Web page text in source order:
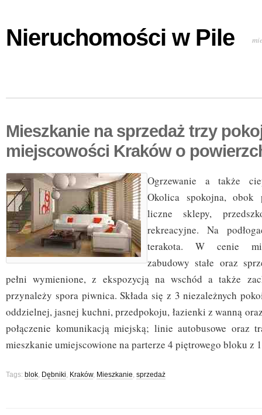
Nieruchomości w Pile
Mieszkanie na sprzedaż trzy
miejscowości Kraków o
Ogrzewanie a także
Okolica spokojna, obok
liczne sklepy,
rekreacyjne. Na
terakota. W cenie
zabudowy stałe oraz
pełni wymienione, z ekspozycją na wschód a także
przynależy spora piwnica. Składa się z 3 niezależnych
oddzielnej, jasnej kuchni, przedpokoju, łazienki z wanną
połączenie komunikacją miejską; linie autobusowe oraz
mieszkanie umiejscowione na parterze 4 piętrowego bloku z
Tags: blok, Dębniki, Kraków, Mieszkanie, sprzedaż